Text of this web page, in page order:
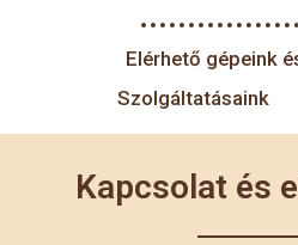
Elérhető gépeink
Szolgáltatásaink
Kapcsolat és